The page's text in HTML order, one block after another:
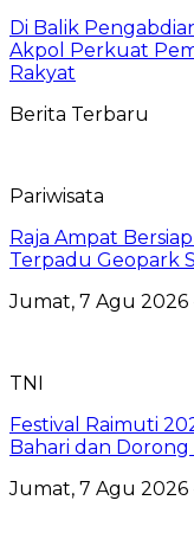
Di Balik
Akpol Perkuat
Rakyat
Berita Terbaru
Pariwisata
Raja Ampat
Terpadu Geopark
Jumat, 7 Agu 2026
TNI
Festival Raimuti
Bahari dan
Jumat, 7 Agu 2026